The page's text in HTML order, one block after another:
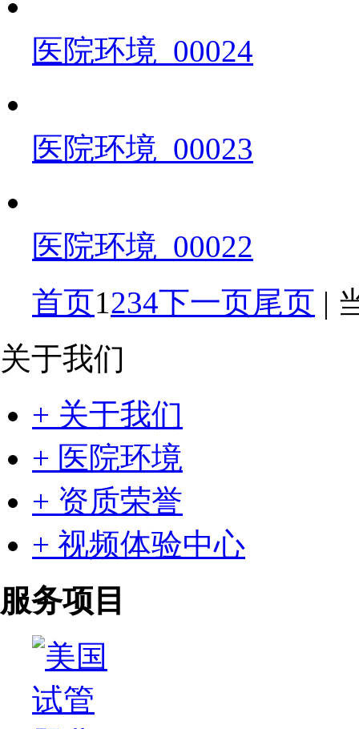
医院环境_00024
医院环境_00023
医院环境_00022
首页1234下一页尾页 |
关于我们
+ 关于我们
+ 医院环境
+ 资质荣誉
+ 视频体验中心
服务项目